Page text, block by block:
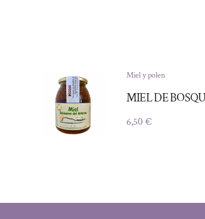
Miel y polen
MIEL DE
6,50 €